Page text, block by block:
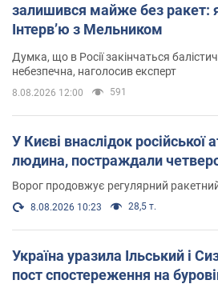
залишився майже без ракет:
Інтерв’ю з Мельником
Думка, що в Росії закінчаться
небезпечна, наголосив експерт
8.08.2026 12:00 591
У Києві внаслідок російської
людина, постраждали
Ворог продовжує регулярний
8.08.2026 10:23 28,5 т.
Україна уразила Ільський і
пост спостереження на